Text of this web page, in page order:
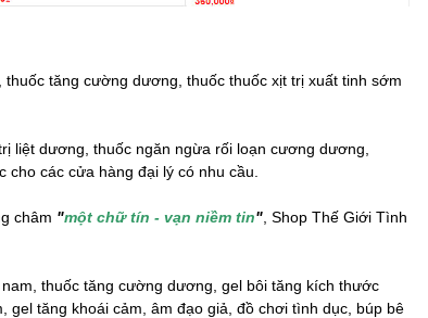
tăng cường dương, thuốc thuốc xịt trị xuất tinh sớm
liệt dương, thuốc ngăn ngừa rối loạn cương dương,
cho các cửa hàng đại lý có nhu cầu.
châm "một chữ tín - vạn niềm tin" , Shop Thế Giới Tình
thuốc tăng cường dương, gel bôi tăng kích thước
gel tăng khoái cảm,âm đạo giả , đồ chơi tình dục, búp bê